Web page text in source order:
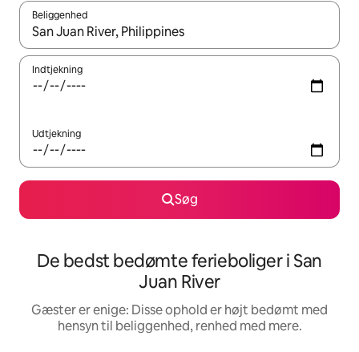
Beliggenhed
Når resultaterne er tilgængelige, skal du navigere med
Indtjekning
Udtjekning
Søg
De bedst bedømte ferieboliger i San
Juan River
Gæster er enige: Disse ophold er højt bedømt med
hensyn til beliggenhed, renhed med mere.